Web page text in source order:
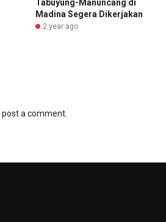
Tabuyung-Manuncang di
Madina Segera Dikerjakan
2 year ago
post a comment.